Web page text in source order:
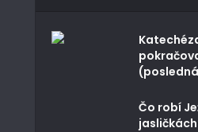
Čo robí